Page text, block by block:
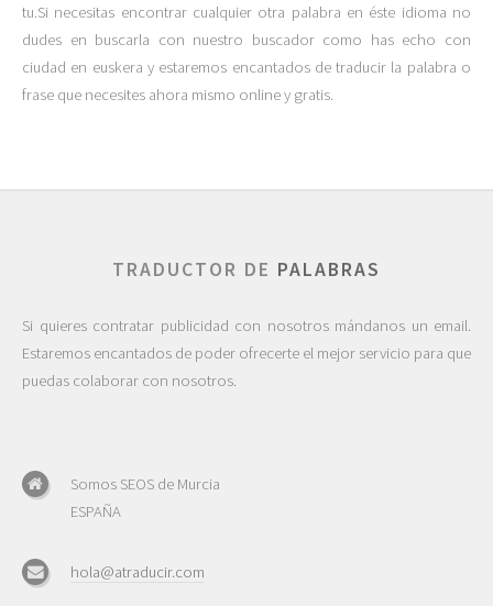
tu.Si necesitas encontrar cualquier otra palabra en éste idioma no
dudes en buscarla con nuestro buscador como has echo con
ciudad en euskera y estaremos encantados de traducir la palabra o
frase que necesites ahora mismo online y gratis.
TRADUCTOR DE PALABRAS
Si quieres contratar publicidad con nosotros mándanos un email.
Estaremos encantados de poder ofrecerte el mejor servicio para que
puedas colaborar con nosotros.
Somos SEOS de Murcia
ESPAÑA
hola@atraducir.com